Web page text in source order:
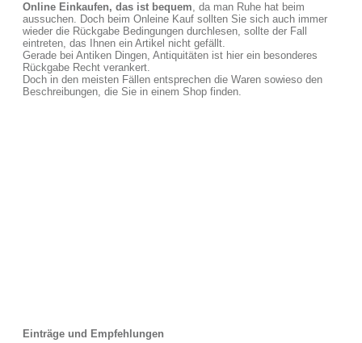
Online Einkaufen, das ist bequem, da man Ruhe hat beim
aussuchen. Doch beim Onleine Kauf sollten Sie sich auch immer
wieder die Rückgabe Bedingungen durchlesen, sollte der Fall
eintreten, das Ihnen ein Artikel nicht gefällt.
Gerade bei Antiken Dingen, Antiquitäten ist hier ein besonderes
Rückgabe Recht verankert.
Doch in den meisten Fällen entsprechen die Waren sowieso den
Beschreibungen, die Sie in einem Shop finden.
Einträge und Empfehlungen